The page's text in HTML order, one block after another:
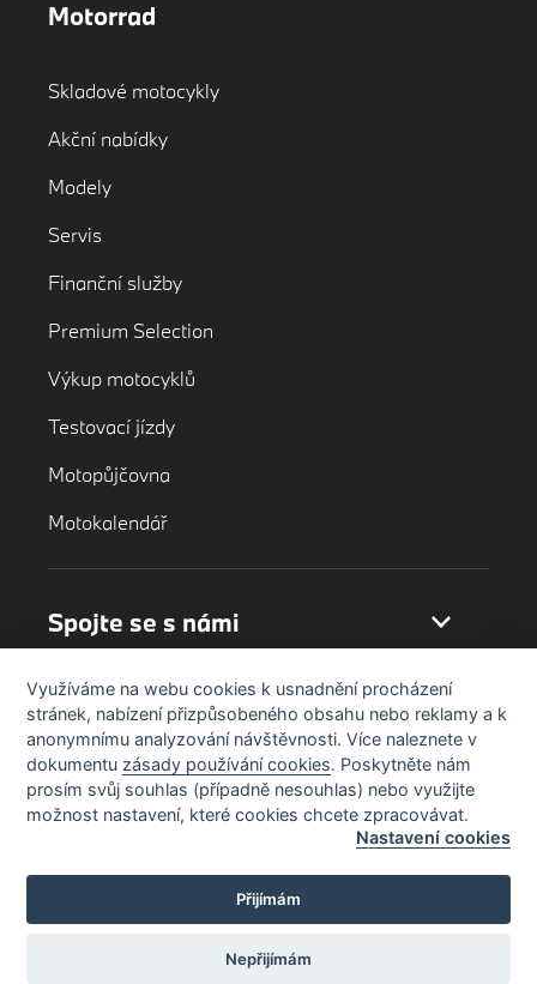
Motorrad
Skladové motocykly
Akční nabídky
Modely
Servis
Finanční služby
Premium Selection
Výkup motocyklů
Testovací jízdy
Motopůjčovna
Motokalendář
Spojte se s námi
Využíváme na webu cookies k usnadnění procházení
stránek, nabízení přizpůsobeného obsahu nebo reklamy a k
anonymnímu analyzování návštěvnosti. Více naleznete v
dokumentu zásady používání cookies. Poskytněte nám
prosím svůj souhlas (případně nesouhlas) nebo využijte
možnost nastavení, které cookies chcete zpracovávat.
Nastavení cookies
Přijímám
Nepřijímám